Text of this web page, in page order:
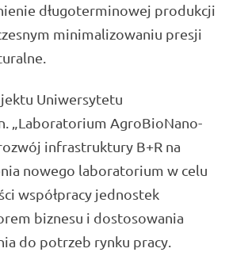
długoterminowej produkcji
minimalizowaniu presji
Uniwersytetu
„Laboratorium AgroBioNano-
infrastruktury B+R na
nowego laboratorium w celu
współpracy jednostek
biznesu i dostosowania
do potrzeb rynku pracy.